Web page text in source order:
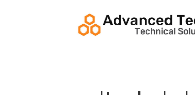
contenido